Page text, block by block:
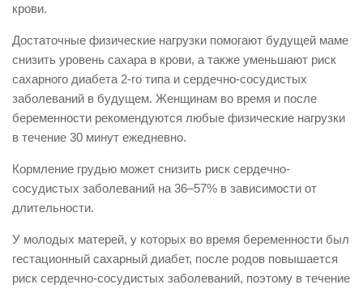
крови.
Достаточные физические нагрузки помогают будущей маме
снизить уровень сахара в крови, а также уменьшают риск
сахарного диабета 2-го типа и сердечно-сосудистых
заболеваний в будущем. Женщинам во время и после
беременности рекомендуются любые физические нагрузки
в течение 30 минут ежедневно.
Кормление грудью может снизить риск сердечно-
сосудистых заболеваний на 36–57% в зависимости от
длительности.
У молодых матерей, у которых во время беременности был
гестационный сахарный диабет, после родов повышается
риск сердечно-сосудис­тых заболеваний, поэтому в течение